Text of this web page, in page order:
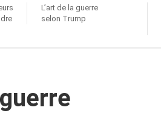
L’art de la guerre
selon Trump